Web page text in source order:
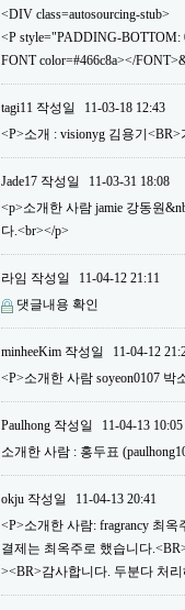
<DIV class=autosourcing-stub>
<P style="PADDING-
FONT color=#466c8a></
tagi11 작성일
11-03-18 12:43
<P>소개 : visionyg 김용기
Jade17 작성일
11-03-31 18:08
<p>소개한 사람 jamie 강동원
다.<br></p>
라임 작성일
11-04-12 21:11
댓글내용 확인
minheeKim 작성일
11-04-12
<P>소개한 사람 soyeon0107 박
Paulhong 작성일
11-04-13 10:05
소개한 사람 : 홍두표
okju 작성일
11-04-13 20:41
<P>소개한 사람: fragrancy 최
결제는 최옥주로 했습니다
><BR>감사합니다. 두분다 처